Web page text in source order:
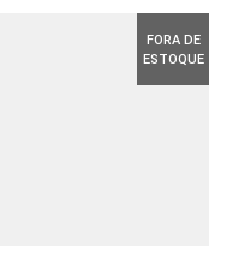
FORA DE
ESTOQUE